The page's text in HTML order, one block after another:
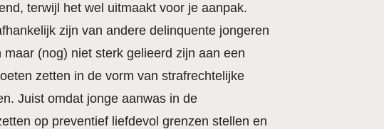
terwijl het wel uitmaakt voor je aanpak.
zijn van andere delinquente jongeren
(nog) niet sterk gelieerd zijn aan een
zetten in de vorm van strafrechtelijke
Juist omdat jonge aanwas in de
op preventief liefdevol grenzen stellen en